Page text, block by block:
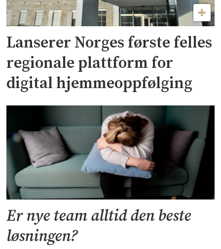
Lanserer Norges første felles
regionale plattform for
digital hjemmeoppfølging
Er nye team alltid den beste
løsningen?